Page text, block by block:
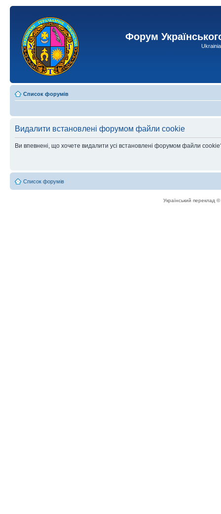
Форум
Список форумів
Видалити встановлені форумом файли cookie
Ви впевнені, що хочете видалити усі встановлені форумом файли
Список форумів
Український переклад